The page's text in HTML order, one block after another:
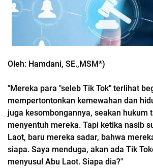
Oleh: Hamdani, SE.,MSM*)
"Mereka para "seleb Tik Tok" terlihat
mempertontonkan kemewahan dan
juga kesombongannya, seakan hukum
menyentuh mereka. Tapi ketika nasib
Laot, baru mereka sadar, bahwa
siapa. Saya menduga, akan ada Tik
menyusul Abu Laot. Siapa dia?"